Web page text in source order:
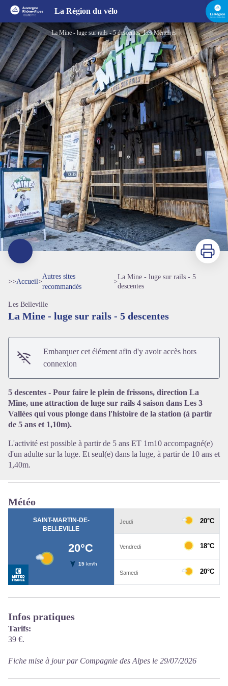
La Région du vélo
La Mine - luge sur rails - 5 descentes_Les Menuires
Imprimer
>>Accueil>
Autres sites
recommandés
>
La Mine - luge sur rails - 5
descentes
Les Belleville
La Mine - luge sur rails - 5 descentes
Embarquer cet élément afin d'y avoir accès hors
connexion
5 descentes - Pour faire le plein de frissons, direction La
Mine, une attraction de luge sur rails 4 saison dans Les 3
Vallées qui vous plonge dans l'histoire de la station (à partir
de 5 ans et 1,10m).
L'activité est possible à partir de 5 ans ET 1m10 accompagné(e)
d'un adulte sur la luge. Et seul(e) dans la luge, à partir de 10 ans et
1,40m.
Météo
Infos pratiques
Tarifs:
39 €.
Fiche mise à jour par Compagnie des Alpes le 29/07/2026